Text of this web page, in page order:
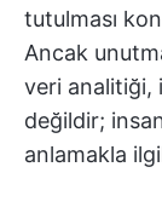
tutulması
Ancak
veri analitiği,
değildir; insan
anlamakla